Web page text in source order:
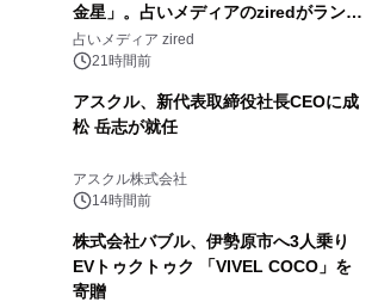
金星」。占いメディアのziredがランキ
ングを発表
占いメディア zired
21時間前
アスクル、新代表取締役社長CEOに成
松 岳志が就任
アスクル株式会社
14時間前
株式会社バブル、伊勢原市へ3人乗り
EVトゥクトゥク 「VIVEL COCO」を
寄贈